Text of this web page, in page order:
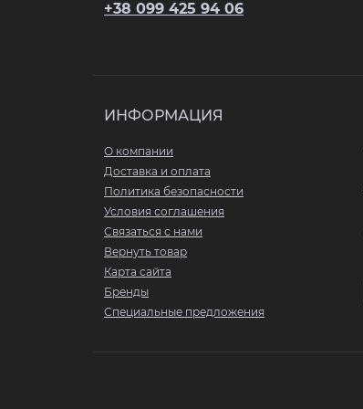
+38 099 425 94 06
ИНФОРМАЦИЯ
О компании
Доставка и оплата
Политика безопасности
Условия соглашения
Связаться с нами
Вернуть товар
Карта сайта
Бренды
Специальные предложения